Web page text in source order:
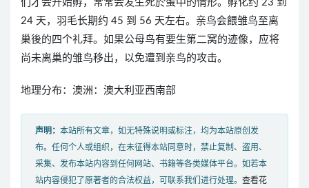
们才会开始孵，常常会发生死於蛋中的情形。孵化约 23 到
24 天，羽毛长期约 45 到 56 天左右。亲鸟会餵雏鸟至离
巢後的四个礼拜。如果公母鸟有要生第二窝的迹像，应将
尚未离巢的雏鸟移出，以免遭到亲鸟的攻击。
地理分布：澳洲：澳大利亚西南部
声明： 本站所有文章，如无特殊说明或标注，均为本站原创发
布。任何个人或组织，在未征得本站同意时，禁止复制、盗用、
采集、发布本站内容到任何网站、书籍等各类媒体平台。如若本
站内容侵犯了原著者的合法权益，可联系我们进行处理。 查看花